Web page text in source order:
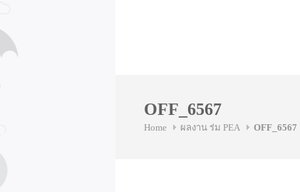
OFF_6567
Home ผลงาน ร่ม PEA OFF_6567